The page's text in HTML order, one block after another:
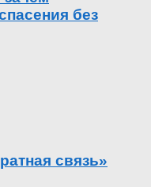
без
связь»